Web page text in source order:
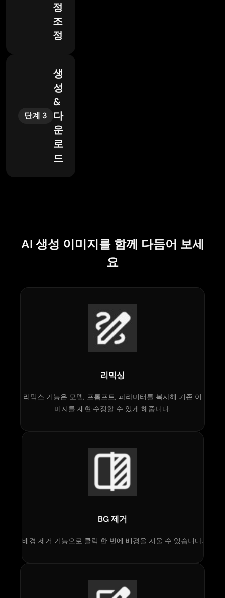
정
조
정
단계 3
생
성
&
다
운
로
드
AI 생성 이미지를 함께 다듬어 보세
요
리믹싱
리믹스 기능은 모델, 프롬프트, 파라미터를 복사해 기존 이
미지를 재현·수정할 수 있게 해줍니다.
BG 제거
배경 제거 기능으로 클릭 한 번에 배경을 지울 수 있습니다.